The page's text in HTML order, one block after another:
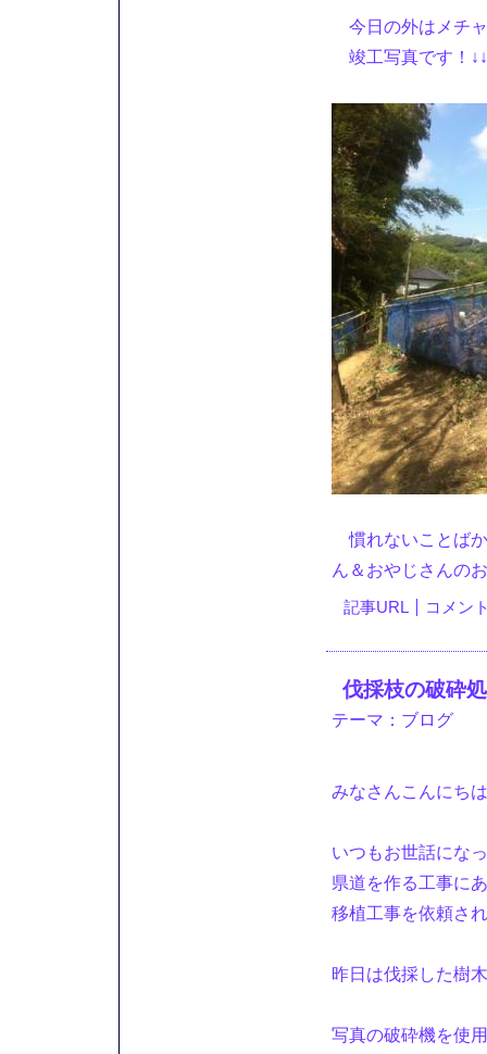
今日の外はメチ
竣工写真です！
慣れないことば
ん＆おやじさんの
記事URL コメン
伐採枝の破砕
テーマ： ブログ
みなさんこんにち
いつもお世話にな
県道を作る工事に
移植工事を依頼さ
昨日は伐採した樹
写真の破砕機を使